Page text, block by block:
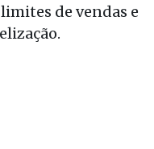
de vendas e